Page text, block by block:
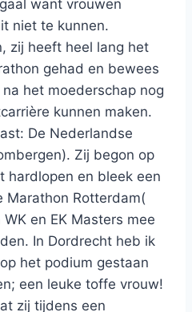
want vrouwen
niet te kunnen.
zij heeft heel lang het
gehad en bewees
het moederschap nog
kunnen maken.
De Nederlandse
Zij begon op
hardlopen en bleek een
Marathon Rotterdam(
en EK Masters mee
In Dordrecht heb ik
het podium gestaan
een leuke toffe vrouw!
zij tijdens een